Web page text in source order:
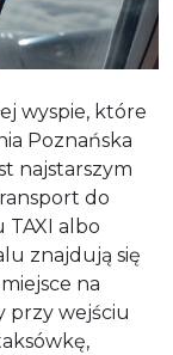
wyspie, które
Poznańska
najstarszym
do
albo
znajdują się
na
przy wejściu